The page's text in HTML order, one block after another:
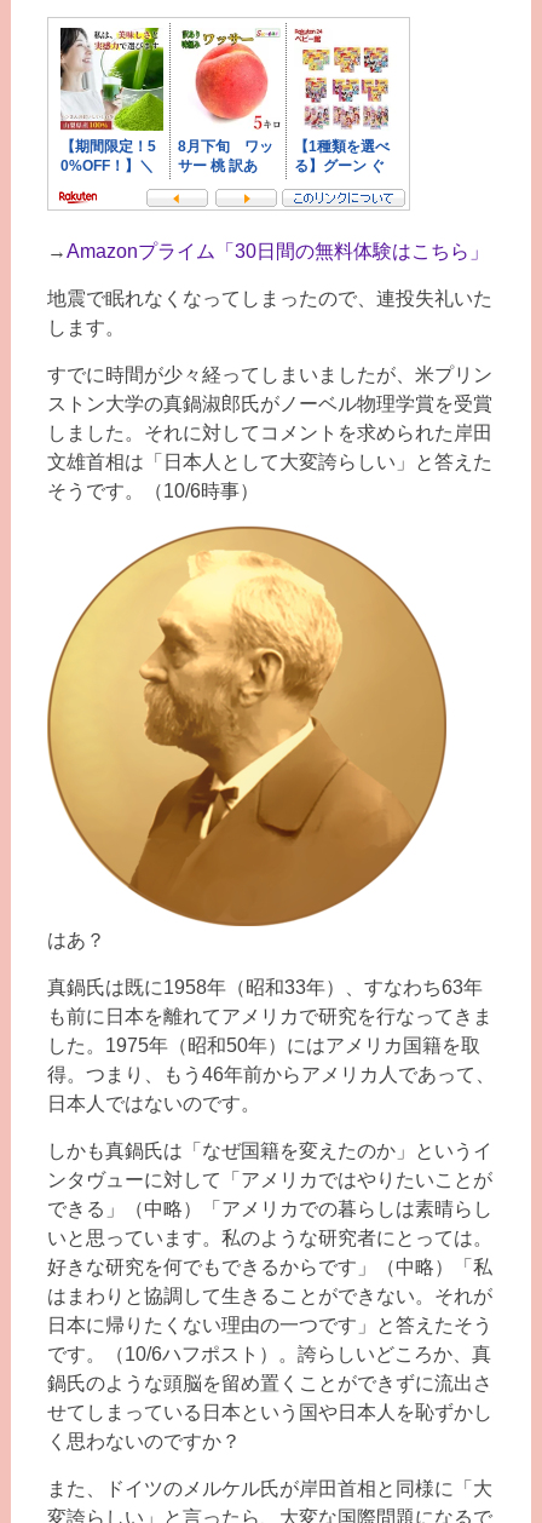
→Amazonプライム「30日間の無料体験はこちら」
地震で眠れなくなってしまったので、連投失礼いた
します。
すでに時間が少々経ってしまいましたが、米プリン
ストン大学の真鍋淑郎氏がノーベル物理学賞を受賞
しました。それに対してコメントを求められた岸田
文雄首相は「日本人として大変誇らしい」と答えた
そうです。（10/6時事）
はあ？
真鍋氏は既に1958年（昭和33年）、すなわち63年
も前に日本を離れてアメリカで研究を行なってきま
した。1975年（昭和50年）にはアメリカ国籍を取
得。つまり、もう46年前からアメリカ人であって、
日本人ではないのです。
しかも真鍋氏は「なぜ国籍を変えたのか」というイ
ンタヴューに対して「アメリカではやりたいことが
できる」（中略）「アメリカでの暮らしは素晴らし
いと思っています。私のような研究者にとっては。
好きな研究を何でもできるからです」（中略）「私
はまわりと協調して生きることができない。それが
日本に帰りたくない理由の一つです」と答えたそう
です。（10/6ハフポスト）。誇らしいどころか、真
鍋氏のような頭脳を留め置くことができずに流出さ
せてしまっている日本という国や日本人を恥ずかし
く思わないのですか？
また、ドイツのメルケル氏が岸田首相と同様に「大
変誇らしい」と言ったら、大変な国際問題になるで